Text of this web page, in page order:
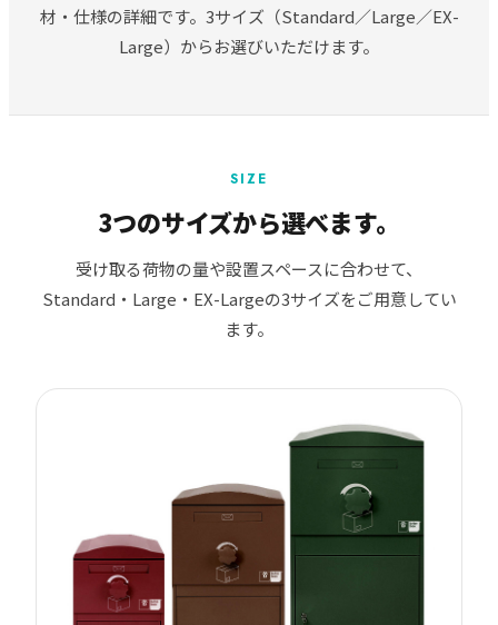
材・仕様の詳細です。3サイズ（Standard／Large／EX-
Large）からお選びいただけます。
SIZE
3つのサイズから選べます。
受け取る荷物の量や設置スペースに合わせて、
Standard・Large・EX-Largeの3サイズをご用意してい
ます。